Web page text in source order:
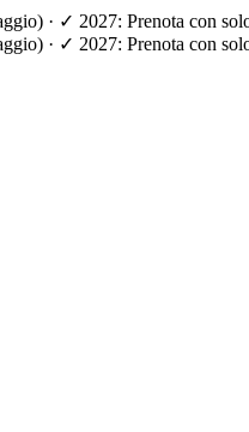
· ✓ 2027: Prenota con
· ✓ 2027: Prenota con